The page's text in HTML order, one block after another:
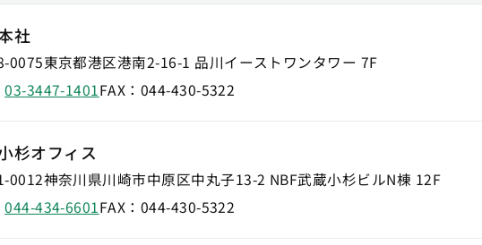
社
0075東京都港区港南2-16-1 品川イーストワンタワー 7F
03-3447-1401FAX： 044-430-5322
杉オフィス
0012神奈川県川崎市中原区中丸子13-2 NBF武蔵小杉ビルN棟 12F
044-434-6601FAX： 044-430-5322